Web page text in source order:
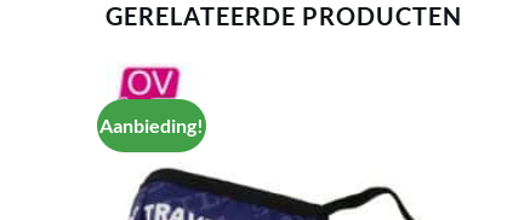
GERELATEERDE PRODUCTEN
Aanbieding!